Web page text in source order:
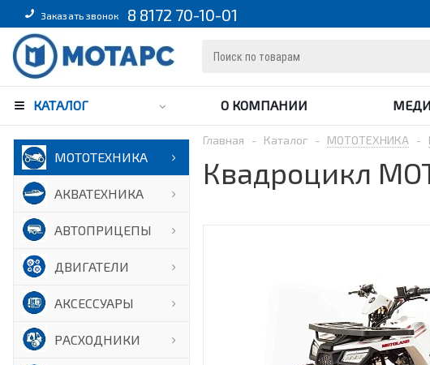
Заказать звонок 8 8172 70-10-01
КАТАЛОГ О КОМПАНИИ
МОТОТЕХНИКА
АКВАТЕХНИКА
АВТОПРИЦЕПЫ
ДВИГАТЕЛИ
АКСЕССУАРЫ
РАСХОДНИКИ
Главная - Каталог - МОТОТЕХНИКА -
Квадроцикл